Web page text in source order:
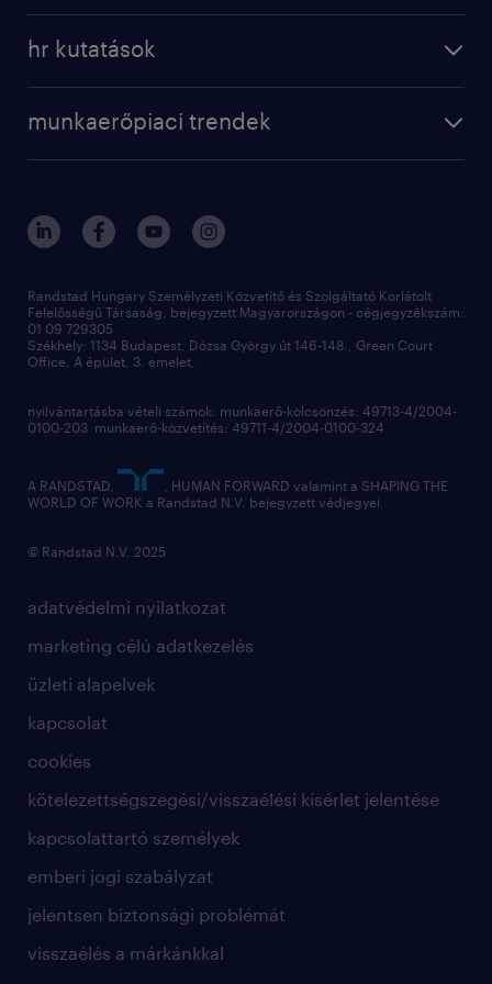
karrier tippek
kapcsolat
operational
kapcsolat
hr kutatások
employer brand research
munkaerőpiaci trendek
hr kutatások
kiválasztás
megtartás
munkahelyi teljesítmény
toborzás
munkaerőpiac
hírlevél
adatvédelmi nyilatkozat
marketing célú adatkezelés
üzleti alapelvek
kapcsolat
cookies
kötelezettségszegési/visszaélési kísérlet jelentése
kapcsolattartó személyek
emberi jogi szabályzat
jelentsen biztonsági problémát
visszaélés a márkánkkal
Randstad Hungary Személyzeti Közvetítő és Szolgáltató Korlátolt
Felelősségű Társaság, bejegyzett Magyarországon - cégjegyzékszám:
01 09 729305
Székhely: 1134 Budapest, Dózsa György út 146-148., Green Court
Office, A épület, 3. emelet,
nyilvántartásba vételi számok: munkaerő-kölcsönzés: 49713-4/2004-
0100-203 munkaerő-közvetítés: 49711-4/2004-0100-324
A RANDSTAD,
, HUMAN FORWARD valamint a SHAPING THE
WORLD OF WORK a Randstad N.V. bejegyzett védjegyei.
© Randstad N.V. 2025